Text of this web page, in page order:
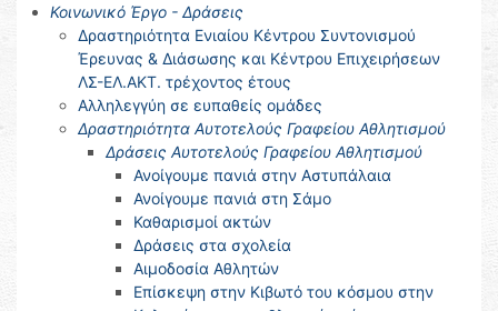
Κοινωνικό Έργο - Δράσεις
Δραστηριότητα Ενιαίου Κέντρου Συντονισμού
Έρευνας & Διάσωσης και Κέντρου Επιχειρήσεων
ΛΣ-ΕΛ.ΑΚΤ. τρέχοντος έτους
Αλληλεγγύη σε ευπαθείς ομάδες
Δραστηριότητα Αυτοτελούς Γραφείου Αθλητισμού
Δράσεις Αυτοτελούς Γραφείου Αθλητισμού
Ανοίγουμε πανιά στην Αστυπάλαια
Ανοίγουμε πανιά στη Σάμο
Καθαρισμοί ακτών
Δράσεις στα σχολεία
Αιμοδοσία Αθλητών
Επίσκεψη στην Κιβωτό του κόσμου στην